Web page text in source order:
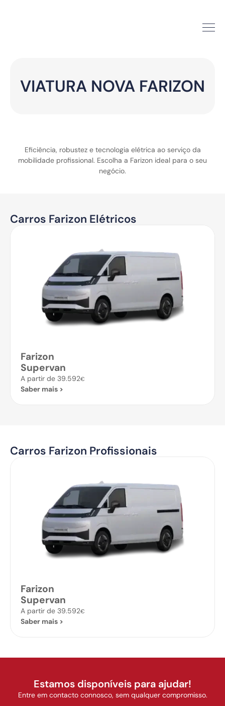
VIATURA NOVA FARIZON
Eficiência, robustez e tecnologia elétrica ao serviço da
mobilidade profissional. Escolha a Farizon ideal para o seu
negócio.
Carros Farizon Elétricos
Farizon
Supervan
A partir de 39.592€
Saber mais >
Carros Farizon Profissionais
Farizon
Supervan
A partir de 39.592€
Saber mais >
Estamos disponíveis para ajudar!
Entre em contacto connosco, sem qualquer compromisso.